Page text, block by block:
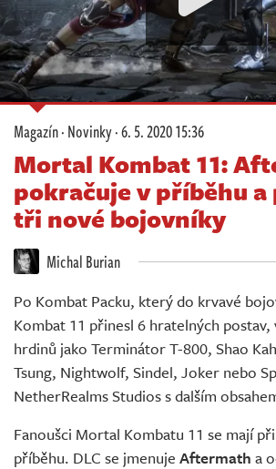
Soutěže
Databáze
Komunita
Redakce
Živě
Magazín·Novinky·6. 5. 2020 15:36
Mortal Kombat 11:
pokračuje v příběhu
tři nové bojovníky
Michal Burian
Po Kombat Packu, který do krvavé
Kombat 11 přinesl 6 hratelných postav,
hrdinů jako Terminátor T-800, Shao
Tsung, Nightwolf, Sindel, Joker nebo
NetherRealms Studios s dalším
Fanoušci Mortal Kombatu 11 se mají
příběhu. DLC se jmenuje Aftermath a